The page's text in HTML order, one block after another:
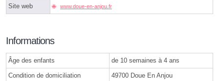
Site web www.doue-en-anjou.fr
Informations
Âge des enfants de 10 semaines à 4 ans
Condition de domiciliation 49700 Doue En Anjou